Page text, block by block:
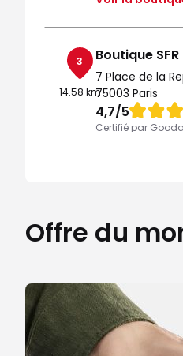
3
14.58 km
Boutique
7 Place de la
75003 Paris
4,7/5Note de 4.7
Certifié par
14.59 km
C Cial Plein Air
93150 Le Blanc
4,3/5Note de 4.3
Certifié par
Fermé
Offre du